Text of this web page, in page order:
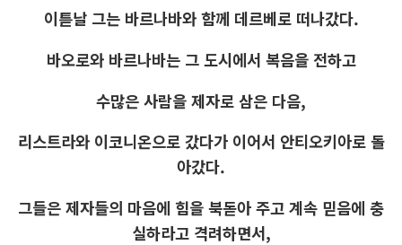
이튿날 그는 바르나바와 함께 데르베로 떠나갔다.
바오로와 바르나바는 그 도시에서 복음을 전하고
수많은 사람을 제자로 삼은 다음,
리스트라와 이코니온으로 갔다가 이어서 안티오키아로 돌
아갔다.
그들은 제자들의 마음에 힘을 북돋아 주고 계속 믿음에 충
실하라고 격려하면서,